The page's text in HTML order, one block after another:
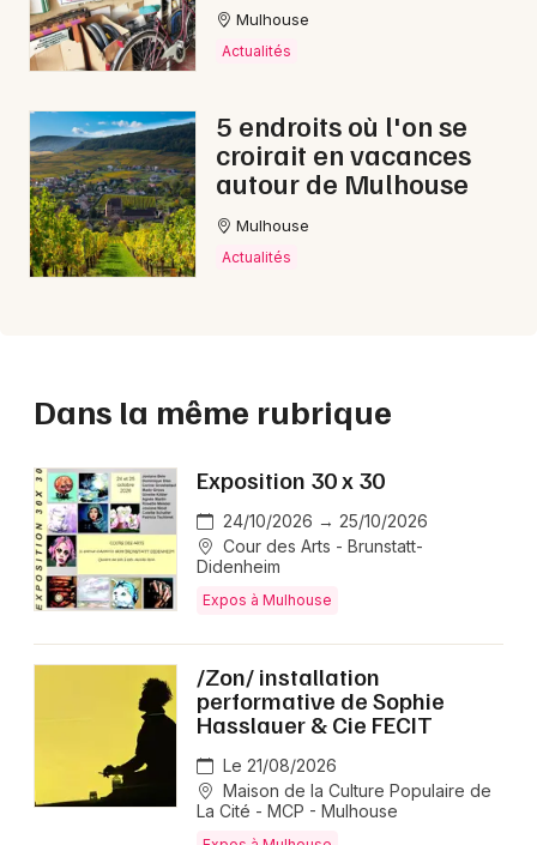
Mulhouse
Actualités
5 endroits où l'on se
croirait en vacances
autour de Mulhouse
Mulhouse
Actualités
Dans la même rubrique
Exposition 30 x 30
24/10/2026 → 25/10/2026
Cour des Arts - Brunstatt-
Didenheim
Expos à Mulhouse
/Zon/ installation
performative de Sophie
Hasslauer & Cie FECIT
Le 21/08/2026
Maison de la Culture Populaire de
La Cité - MCP - Mulhouse